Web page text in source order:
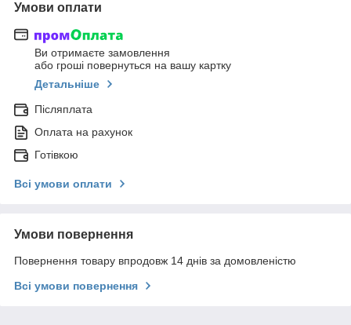
Умови оплати
Ви отримаєте замовлення
або гроші повернуться на вашу картку
Детальніше
Післяплата
Оплата на рахунок
Готівкою
Всі умови оплати
Умови повернення
Повернення товару впродовж 14 днів за домовленістю
Всі умови повернення